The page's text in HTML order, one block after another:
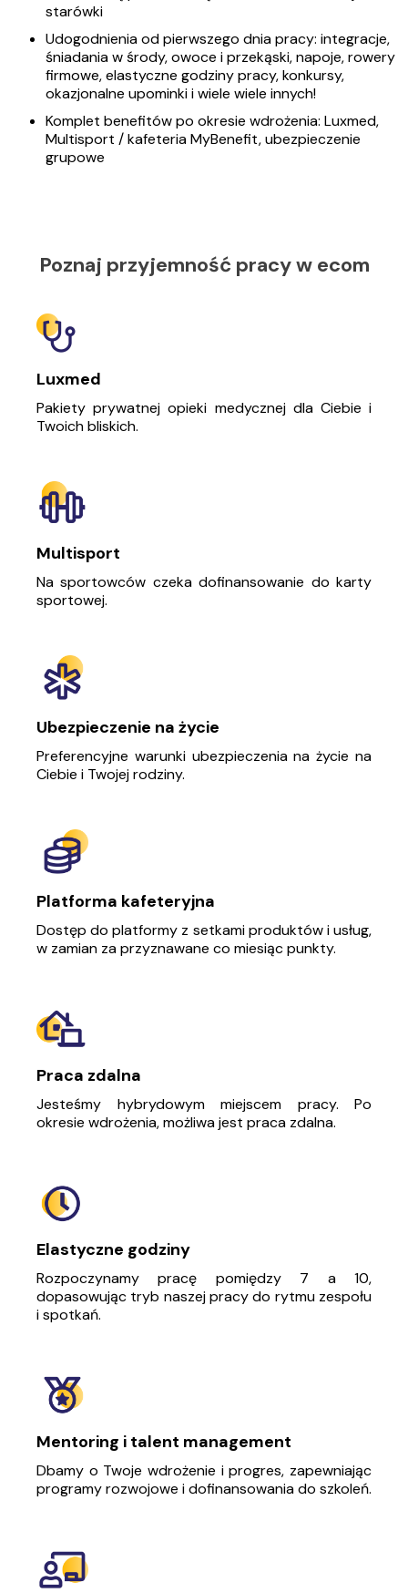
starówki
Udogodnienia od pierwszego dnia pracy: integracje,
śniadania w środy, owoce i przekąski, napoje, rowery
firmowe, elastyczne godziny pracy, konkursy,
okazjonalne upominki i wiele wiele innych!
Komplet benefitów po okresie wdrożenia: Luxmed,
Multisport / kafeteria MyBenefit, ubezpieczenie
grupowe
Poznaj przyjemność pracy w ecom
Luxmed
Pakiety prywatnej opieki medycznej dla Ciebie i
Twoich bliskich.
Multisport
Na sportowców czeka dofinansowanie do karty
sportowej.
Ubezpieczenie na życie
Preferencyjne warunki ubezpieczenia na życie na
Ciebie i Twojej rodziny.
Platforma kafeteryjna
Dostęp do platformy z setkami produktów i usług,
w zamian za przyznawane co miesiąc punkty.
Praca zdalna
Jesteśmy hybrydowym miejscem pracy. Po
okresie wdrożenia, możliwa jest praca zdalna.
Elastyczne godziny
Rozpoczynamy pracę pomiędzy 7 a 10,
dopasowując tryb naszej pracy do rytmu zespołu
i spotkań.
Mentoring i talent management
Dbamy o Twoje wdrożenie i progres, zapewniając
programy rozwojowe i dofinansowania do szkoleń.